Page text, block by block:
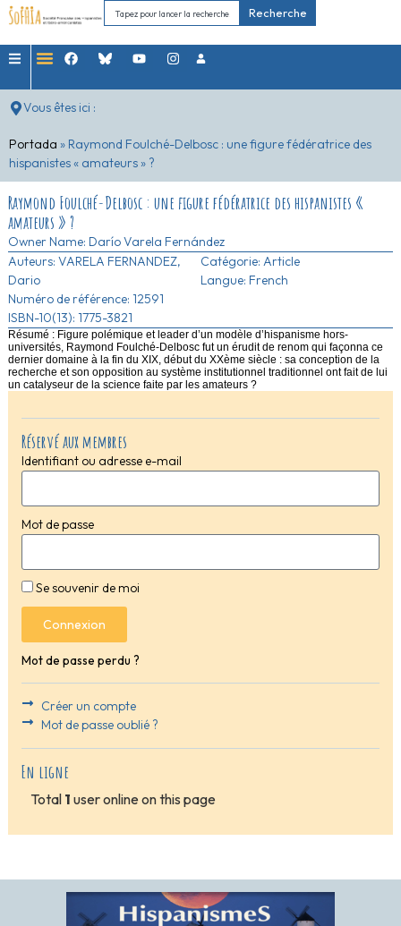
Recherche
Vous êtes ici :
Portada » Raymond Foulché-Delbosc : une figure fédératrice des
hispanistes « amateurs » ?
Réservé aux membres
Identifiant ou adresse e-mail
Mot de passe
Se souvenir de moi
Connexion
Mot de passe perdu ?
Créer un compte
Mot de passe oublié ?
En ligne
Total 1 user online on this page
Raymond Foulché-Delbosc : une figure fédératrice des hispanistes «
amateurs » ?
Owner Name: Darío Varela Fernández
Auteurs: VARELA FERNANDEZ,
Dario
Numéro de référence: 12591
ISBN-10(13): 1775-3821
Catégorie: Article
Langue: French
Résumé : Figure polémique et leader d’un modèle d’hispanisme hors-
universités, Raymond Foulché-Delbosc fut un érudit de renom qui façonna ce
dernier domaine à la fin du XIX, début du XXème siècle : sa conception de la
recherche et son opposition au système institutionnel traditionnel ont fait de lui
un catalyseur de la science faite par les amateurs ?